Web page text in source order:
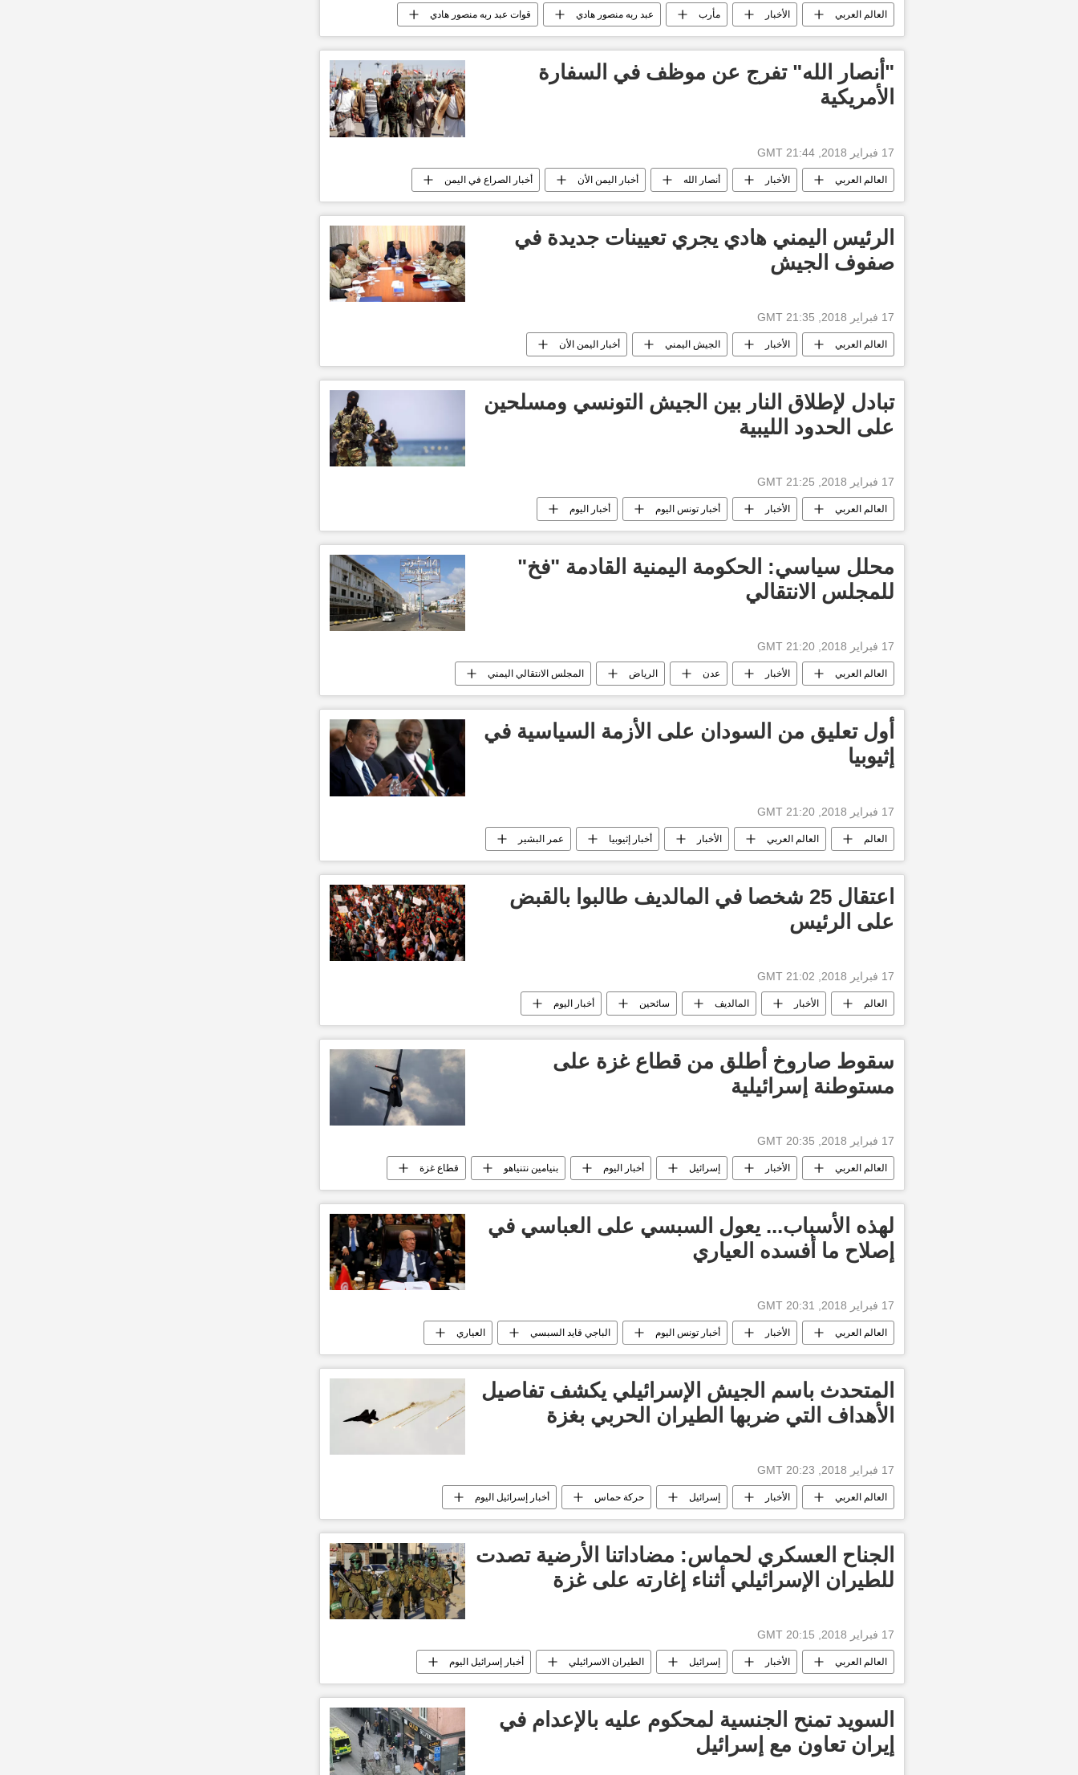
العالم العربي الأخبار مأرب عبد ربه منصور هادي قوات عبد ربه منصور هادي
أنصار الله الجيش اليمني عملية قنص أخبار اليمن الأن الحرب على اليمن
"أنصار الله" تفرج عن موظف في السفارة
الأمريكية
17 فبراير 2018, 21:44 GMT
العالم العربي الأخبار أنصار الله أخبار اليمن الأن أخبار الصراع في اليمن
أخبار الأمن في اليمن الحرب على اليمن
الرئيس اليمني هادي يجري تعيينات جديدة في
صفوف الجيش
17 فبراير 2018, 21:35 GMT
العالم العربي الأخبار الجيش اليمني أخبار اليمن الأن
رئيس اليمن عبد ربه منصور هادي أخبار الصراع اليمني
تبادل لإطلاق النار بين الجيش التونسي ومسلحين
على الحدود الليبية
17 فبراير 2018, 21:25 GMT
العالم العربي الأخبار أخبار تونس اليوم أخبار اليوم
محلل سياسي: الحكومة اليمنية القادمة "فخ"
للمجلس الانتقالي
17 فبراير 2018, 21:20 GMT
العالم العربي الأخبار عدن الرياض المجلس الانتقالي اليمني
المجلس الانتقالي أخبار اليمن الأن تصعيد الأوضاع في اليمن أخبار الصراع اليمني
الحرب على اليمن
أول تعليق من السودان على الأزمة السياسية في
إثيوبيا
17 فبراير 2018, 21:20 GMT
العالم العالم العربي الأخبار أخبار إثيوبيا عمر البشير
الحكومة السودانية أخبار اليوم أخبار السودان اليوم
اعتقال 25 شخصا في المالديف طالبوا بالقبض
على الرئيس
17 فبراير 2018, 21:02 GMT
العالم الأخبار المالديف سائحين أخبار اليوم
سقوط صاروخ أطلق من قطاع غزة على
مستوطنة إسرائيلية
17 فبراير 2018, 20:35 GMT
العالم العربي الأخبار إسرائيل أخبار اليوم بنيامين نتنياهو قطاع غزة
لهذه الأسباب... يعول السبسي على العباسي في
إصلاح ما أفسده العياري
17 فبراير 2018, 20:31 GMT
العالم العربي الأخبار أخبار تونس اليوم الباجي قايد السبسي العياري
الحكومة التونسية تعيين منصب
المتحدث باسم الجيش الإسرائيلي يكشف تفاصيل
الأهداف التي ضربها الطيران الحربي بغزة
17 فبراير 2018, 20:23 GMT
العالم العربي الأخبار إسرائيل حركة حماس أخبار إسرائيل اليوم
الطيران الإسرائيلي استهداف دورية عسكرية إسرائيلية العدوان الإسرائيلي على غزة
قطاع غزة
الجناح العسكري لحماس: مضاداتنا الأرضية تصدت
للطيران الإسرائيلي أثناء إغارته على غزة
17 فبراير 2018, 20:15 GMT
العالم العربي الأخبار إسرائيل الطيران الاسرائيلي أخبار إسرائيل اليوم
العدوان الإسرائيلي على غزة قطاع غزة
السويد تمنح الجنسية لمحكوم عليه بالإعدام في
إيران تعاون مع إسرائيل